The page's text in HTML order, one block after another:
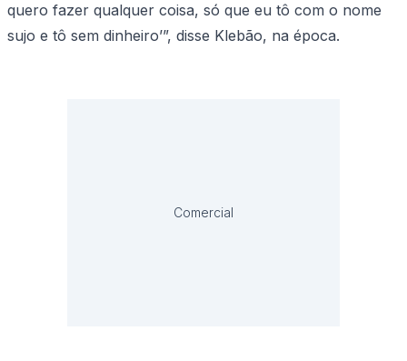
quero fazer qualquer coisa, só que eu tô com o nome
sujo e tô sem dinheiro’”, disse Klebão, na época.
Comercial